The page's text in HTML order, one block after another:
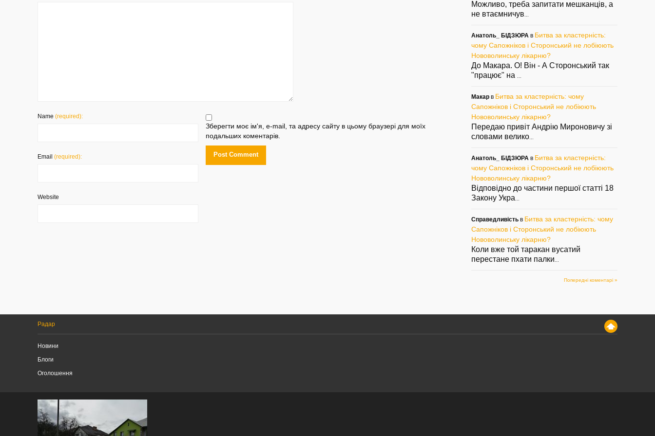
Name (required):
Email (required):
Website
Зберегти моє ім'я, e-mail, та адресу сайту в цьому браузері для моїх
подальших коментарів.
Можливо, треба запитати мешканців, а
не втаємничув
Анатоль_ БІДЗЮРА в Битва за кластерність:
чому Сапожніков і Сторонський не лобіюють
Нововолинську лікарню?
До Макара. О! Він - А Сторонський так
"працює" на
Макар в Битва за кластерність: чому
Сапожніков і Сторонський не лобіюють
Нововолинську лікарню?
Передаю привіт Андрію Мироновичу зі
словами велико
Анатоль_ БІДЗЮРА в Битва за кластерність:
чому Сапожніков і Сторонський не лобіюють
Нововолинську лікарню?
Відповідно до частини першої статті 18
Закону Укра
Справедливість в Битва за кластерність: чому
Сапожніков і Сторонський не лобіюють
Нововолинську лікарню?
Коли вже той таракан вусатий
перестане пхати палки
Попередні коментарі »
Радар
Новини
Блоги
Оголошення